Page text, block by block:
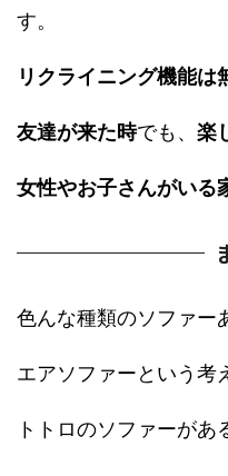
す。
リクライニング機能は
友達が来た時でも、 楽
女性やお子さんがいる
色んな種類のソファー
エアソファーという考
トトロのソファーがあ